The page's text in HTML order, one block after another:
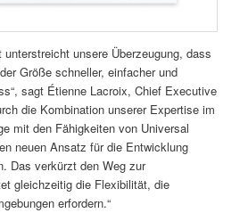
unterstreicht unsere Überzeugung, dass
Größe schneller, einfacher und
sagt Étienne Lacroix, Chief Executive
die Kombination unserer Expertise im
mit den Fähigkeiten von Universal
neuen Ansatz für die Entwicklung
Das verkürzt den Weg zur
gleichzeitig die Flexibilität, die
erfordern.“